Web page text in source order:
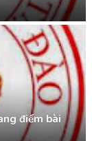
điểm bài